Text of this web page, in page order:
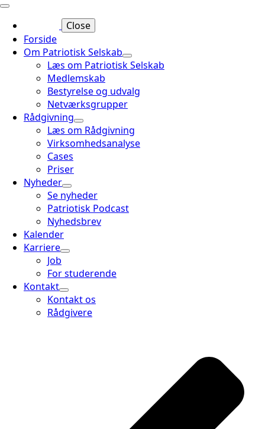
Close
Forside
Om Patriotisk Selskab
Læs om Patriotisk Selskab
Medlemskab
Bestyrelse og udvalg
Netværksgrupper
Rådgivning
Læs om Rådgivning
Virksomhedsanalyse
Cases
Priser
Nyheder
Se nyheder
Patriotisk Podcast
Nyhedsbrev
Kalender
Karriere
Job
For studerende
Kontakt
Kontakt os
Rådgivere